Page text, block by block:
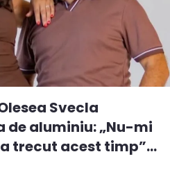
Svecla
aluminiu: „Nu-mi
trecut acest timp”